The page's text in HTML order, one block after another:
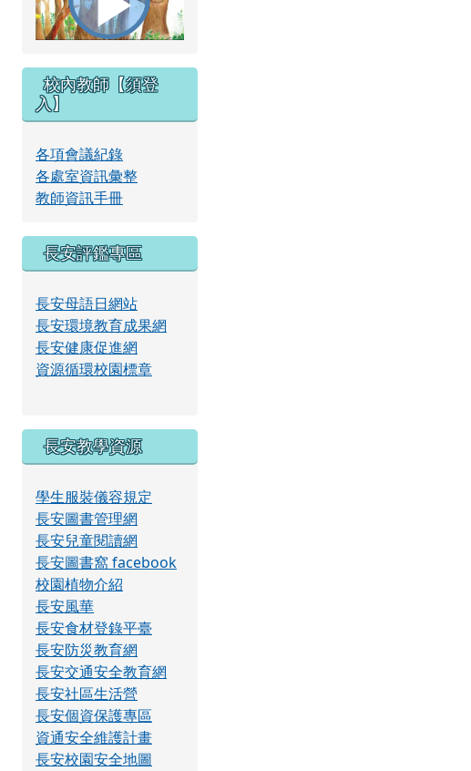
播
放
影
片
校內教師【須登
入】
各項會議紀錄
各處室資訊彙整
教師資訊手冊
長安評鑑專區
長安母語日網站
長安環境教育成果網
長安健康促進網
資源循環校園標章
長安教學資源
學生服裝儀容規定
長安圖書管理網
長安兒童閱讀網
長安圖書窩 facebook
校園植物介紹
長安風華
長安食材登錄平臺
長安防災教育網
長安交通安全教育網
長安社區生活營
長安個資保護專區
資通安全維護計畫
長安校園安全地圖